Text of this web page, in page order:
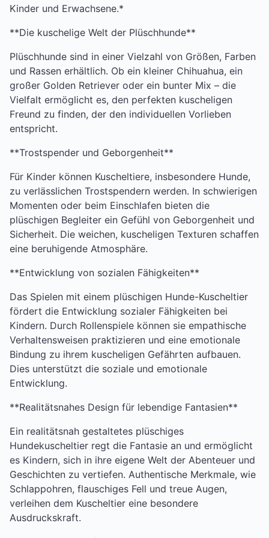
Kinder und Erwachsene.*
**Die kuschelige Welt der Plüschhunde**
Plüschhunde sind in einer Vielzahl von Größen, Farben
und Rassen erhältlich. Ob ein kleiner Chihuahua, ein
großer Golden Retriever oder ein bunter Mix – die
Vielfalt ermöglicht es, den perfekten kuscheligen
Freund zu finden, der den individuellen Vorlieben
entspricht.
**Trostspender und Geborgenheit**
Für Kinder können Kuscheltiere, insbesondere Hunde,
zu verlässlichen Trostspendern werden. In schwierigen
Momenten oder beim Einschlafen bieten die
plüschigen Begleiter ein Gefühl von Geborgenheit und
Sicherheit. Die weichen, kuscheligen Texturen schaffen
eine beruhigende Atmosphäre.
**Entwicklung von sozialen Fähigkeiten**
Das Spielen mit einem plüschigen Hunde-Kuscheltier
fördert die Entwicklung sozialer Fähigkeiten bei
Kindern. Durch Rollenspiele können sie empathische
Verhaltensweisen praktizieren und eine emotionale
Bindung zu ihrem kuscheligen Gefährten aufbauen.
Dies unterstützt die soziale und emotionale
Entwicklung.
**Realitätsnahes Design für lebendige Fantasien**
Ein realitätsnah gestaltetes plüschiges
Hundekuscheltier regt die Fantasie an und ermöglicht
es Kindern, sich in ihre eigene Welt der Abenteuer und
Geschichten zu vertiefen. Authentische Merkmale, wie
Schlappohren, flauschiges Fell und treue Augen,
verleihen dem Kuscheltier eine besondere
Ausdruckskraft.